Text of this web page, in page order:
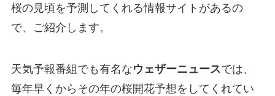
桜の見頃を予測してくれる情報サイトがあるの
で、ご紹介します。
天気予報番組でも有名なウェザーニュースでは、
毎年早くからその年の桜開花予想をしてくれてい